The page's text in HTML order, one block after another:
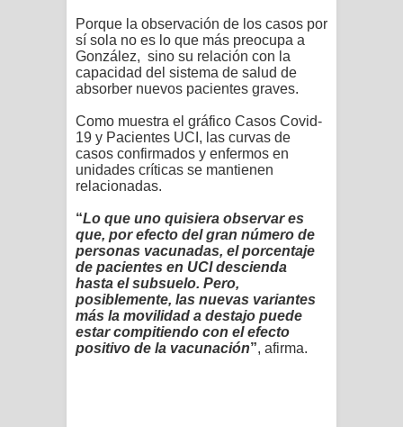
Porque la observación de los casos por
sí sola no es lo que más preocupa a
González, sino su relación con la
capacidad del sistema de salud de
absorber nuevos pacientes graves.
Como muestra el gráfico Casos Covid-
19 y Pacientes UCI, las curvas de
casos confirmados y enfermos en
unidades críticas se mantienen
relacionadas.
“Lo que uno quisiera observar es
que, por efecto del gran número de
personas vacunadas, el porcentaje
de pacientes en UCI descienda
hasta el subsuelo. Pero,
posiblemente, las nuevas variantes
más la movilidad a destajo puede
estar compitiendo con el efecto
positivo de la vacunación”, afirma.